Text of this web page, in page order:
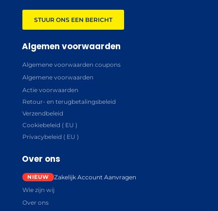
STUUR ONS EEN BERICHT
Algemen voorwaarden
Algemene voorwaarden coupons
Algemene voorwaarden
Actie voorwaarden
Retour- en terugbetalingsbeleid
Verzendbeleid
Cookiebeleid ( EU )
Privacybeleid ( EU )
Over ons
Zakelijk Account Aanvragen
Wie zijn wij
Over ons